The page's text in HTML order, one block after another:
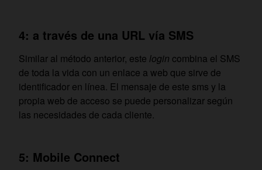
4: a través de una URL vía SMS
Similar al método anterior, este login combina el SMS
de toda la vida con un enlace a web que sirve de
identificador en línea. El mensaje de este sms y la
propia web de acceso se puede personalizar según
las necesidades de cada cliente.
5: Mobile Connect